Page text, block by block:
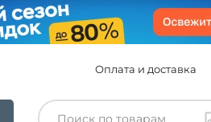
Оплата и доставка